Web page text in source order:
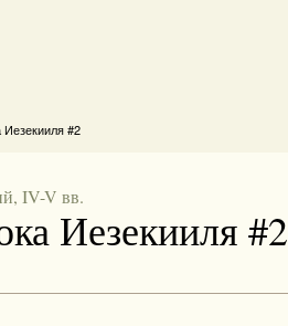
Иезекииля #2
IV-V вв.
Иезекииля #2